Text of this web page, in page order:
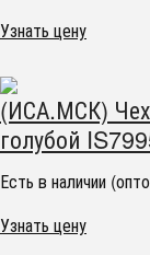
Узнать цену
(ИСА.МСК)
голубой
Есть в наличии
Узнать цену